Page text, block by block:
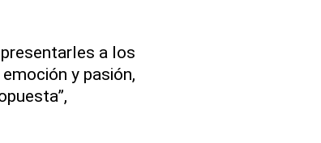
a los
y pasión,